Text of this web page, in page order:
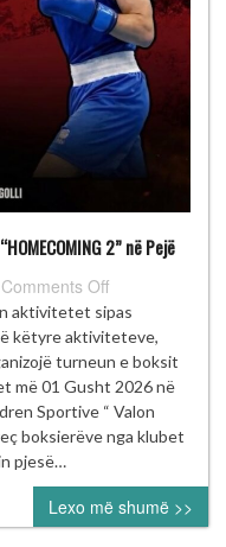
2” në Pejë
Comments Offon
KB
“DIELLI”
organizon
turneun
e
boksit
2”
në
Pejë
aktivitetet sipas
këtyre aktiviteteve,
turneun e boksit
më 01 Gusht 2026 në
Sportive “ Valon
boksierëve nga klubet
pjesë…
Lexo më shumë >>